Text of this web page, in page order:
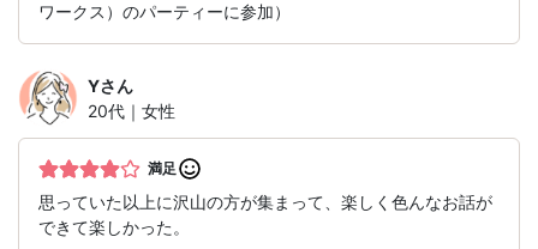
ワークス）のパーティーに参加）
Yさん
20代｜女性
満足
思っていた以上に沢山の方が集まって、楽しく色んなお話が
できて楽しかった。